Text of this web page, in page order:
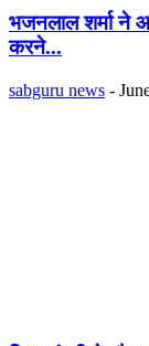
भजनलाल शर्मा ने
करने...
sabguru news -